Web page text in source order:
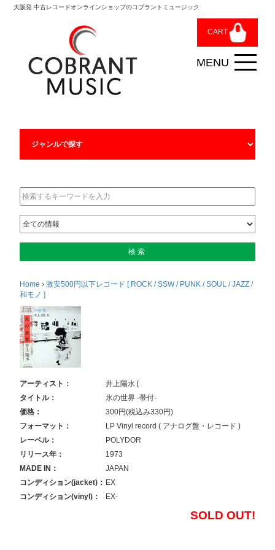
大阪発 中古レコードオンラインショップのコブラントミュージック
CART
Home ›激安500円以下レコード [ ROCK / SSW / PUNK / SOUL / JAZZ /
和モノ ]
アーティスト：
井上陽水 [
タイトル：
氷の世界 -帯付-
価格：
300円(税込み330円)
フォーマット：
LP Vinyl record ( アナログ盤・レコード )
レーベル：
POLYDOR
リリース年：
1973
MADE IN：
JAPAN
コンディション(jacket)： EX
コンディション(vinyl)：
EX-
SOLD OUT!